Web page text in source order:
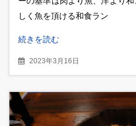
しく魚を頂ける和食ラン
続きを読む
2023年3月16日